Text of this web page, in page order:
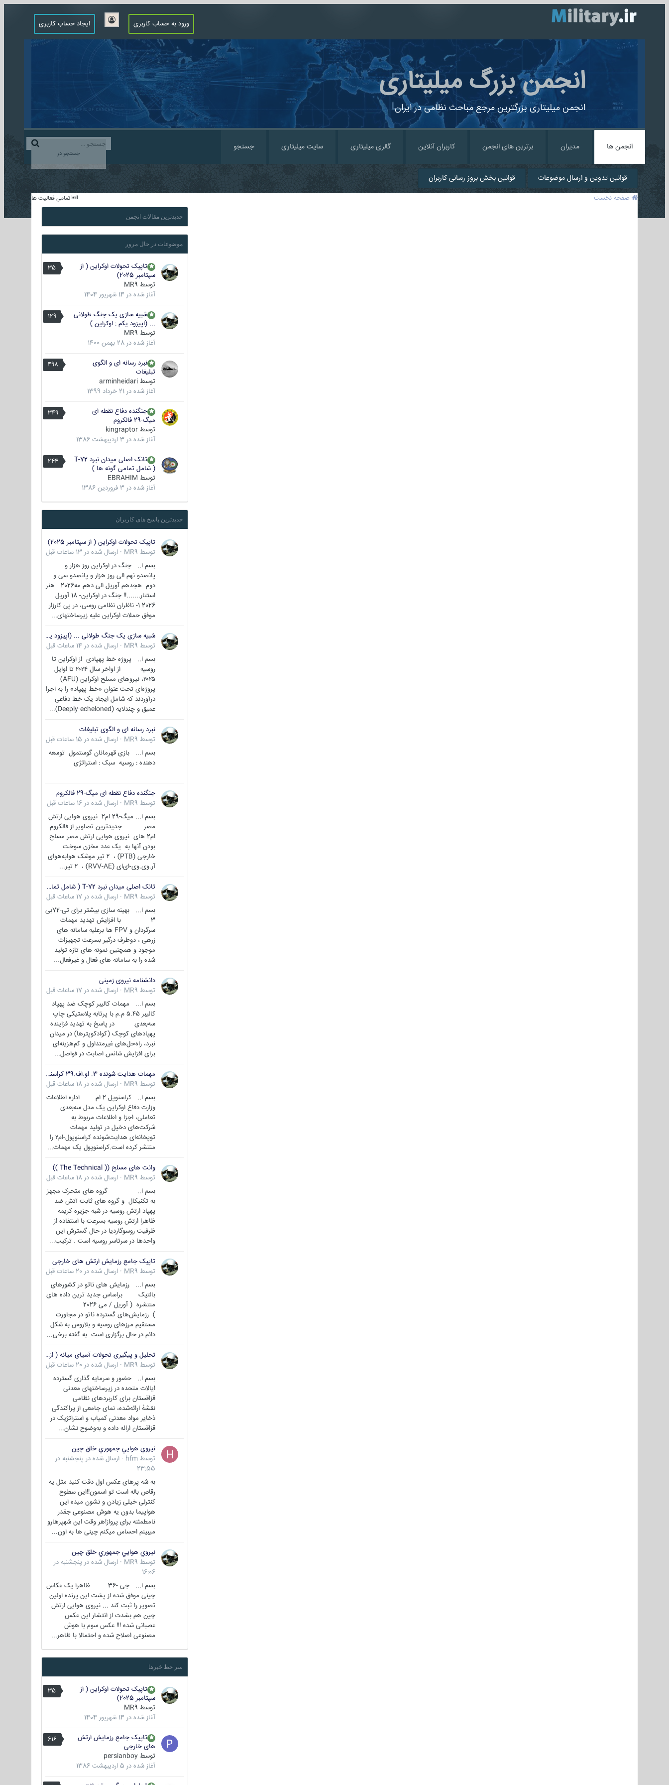
ورود به حساب کاربری ایجاد حساب کاربری
انجمن بزرگ میلیتاری
انجمن میلیتاری بزرگترین مرجع مباحث نظامی در ایران
جستجو در
انجمن ها مدیران برترین های انجمن کاربران آنلاین گالری میلیتاری سایت میلیتاری جستجو
قوانین تدوین و ارسال موضوعات قوانین بخش بروز رسانی کاربران
تمامی فعالیت ها صفحه نخست
جدیدترین مقالات انجمن
موضوعات در حال مرور
35
تاپیک تحولات اوکراین ( از
سپتامبر 2025)
توسط MR9
آغاز شده در 14 شهریور 1404
129
شبیه سازی یک جنگ طولانی
... (اپیزود یکم : اوکراین )
توسط MR9
آغاز شده در 28 بهمن 1400
498
نبرد رسانه ای و الگوی
تبلیغات
توسط arminheidari
آغاز شده در 21 خرداد 1399
349
جنگنده دفاع نقطه ای
میگ-29 فالکروم
توسط kingraptor
آغاز شده در 3 اردیبهشت 1386
244
تانک اصلی میدان نبرد T-72
( شامل تمامی گونه ها )
توسط EBRAHIM
آغاز شده در 3 فروردین 1386
جدیدترین پاسخ های کاربران
تاپیک تحولات اوکراین ( از سپتامبر 2025)
توسط MR9
· ارسال شده در 13 ساعات قبل
بسم ا.. جنگ در اوکراین روز هزار و
پانصدو نهم الی روز هزار و پانصدو سی و
دوم هجدهم آوریل الی دهم مه2026 هنر
استتار.......!! جنگ در اوکراین- 18 آوریل
2026 1- ناظران نظامی روسی، در پی کارزار
موفق حملات اوکراین علیه زیرساختهای...
شبیه سازی یک جنگ طولانی ... (اپیزود یکم : اوکراین )
توسط MR9
· ارسال شده در 14 ساعات قبل
بسم ا.. پروژه خط پهپادی از اوکراین تا
روسیه از اواخر سال ۲۰۲۴ تا اوایل
۲۰۲۵، نیروهای مسلح اوکراین (AFU)
پروژه‌ای تحت عنوان «خط پهپاد» را به اجرا
درآوردند که شامل ایجاد یک خط دفاعی
عمیق و چندلایه (Deeply-echeloned)...
نبرد رسانه ای و الگوی تبلیغات
توسط MR9
· ارسال شده در 15 ساعات قبل
بسم ا... بازی قهرمانان گوستمول توسعه
دهنده : روسیه سبک : استراتژی
جنگنده دفاع نقطه ای میگ-29 فالکروم
توسط MR9
· ارسال شده در 16 ساعات قبل
بسم ا... میگ-29 ام2 نیروی هوایی ارتش
مصر جدیدترین تصاویر از فالکروم
ام2 های نیروی هوایی ارتش مصر مسلح
بودن آنها به یک عدد مخزن سوخت
خارجی (PTB) ، ۲ تیر موشک هوابه‌هوای
آر.وی.وی-ای‌ای (RVV-AE) ، ۲ تیر...
تانک اصلی میدان نبرد T-72 ( شامل تمامی گونه ها )
توسط MR9
· ارسال شده در 17 ساعات قبل
بسم ا... بهینه سازی بیشتر برای تی-72بی
3 با افزایش تهدید مهمات
سرگردان و FPV ها برعلیه سامانه های
زرهی ، دوطرف درگیر بسرعت تجهیزات
موجود و همچنین نمونه های تازه تولید
شده را به سامانه های فعال و غیرفعال...
دانشنامه نیروی زمینی
توسط MR9
· ارسال شده در 17 ساعات قبل
بسم ا... مهمات کالیبر کوچک ضد پهپاد
کالیبر ۵.۴۵ م.م با پرتابه پلاستیکی چاپ
سه‌بعدی در پاسخ به تهدید فزاینده
پهپادهای کوچک (کوادکوپترها) در میدان
نبرد، راه‌حل‌های غیرمتداول و کم‌هزینه‌ای
برای افزایش شانس اصابت در فواصل...
مهمات هدایت شونده 3. او.اف.39 کراسنوپل/بصیر( Krasnopol 3OF39 )
توسط MR9
· ارسال شده در 18 ساعات قبل
بسم ا.. کراسنوپل 2 ام اداره اطلاعات
وزارت دفاع اوکراین یک مدل سه‌بعدی
تعاملی، اجزا و اطلاعات مربوط به
شرکت‌های دخیل در تولید مهمات
توپخانه‌ای هدایت‌شونده کراسنوپول-ام۲ را
منتشر کرده است.کراسنوپول یک مهمات...
وانت های مسلح (( The Technical ))
توسط MR9
· ارسال شده در 18 ساعات قبل
بسم ا.. گروه های متحرک مجهز
به تکنیکال و گروه های ثابت آتش ضد
پهپاد ارتش روسیه در شبه جزیره کریمه
ظاهرا ارتش روسیه بسرعت با استفاده از
ظرفیت روسوگاردیا در حال گسترش این
واحدها در سرتاسر روسیه است . ترکیب...
تاپیک جامع رزمایش ارتش های خارجی
توسط MR9
· ارسال شده در 20 ساعات قبل
بسم ا... رزمایش های ناتو در کشورهای
بالتیک براساس جدید ترین داده های
منتشره ( آوریل / می 2026
) رزمایش‌های گسترده ناتو در مجاورت
مستقیم مرزهای روسیه و بلاروس به شکل
دائم در حال برگزاری است به گفته برخی...
تحلیل و پیگیری تحولات آسیای میانه ( ازبکستان، تاجیکستان، ترکمنستان، قزاقستان و قرقیزستان )
توسط MR9
· ارسال شده در 20 ساعات قبل
بسم ا.. حضور و سرمایه گذاری گسترده
ایالات متحده در زیرساختهای معدنی
قزاقستان برای کاربردهای نظامی
نقشهٔ ارائه‌شده، نمای جامعی از پراکندگی
ذخایر مواد معدنی کمیاب و استراتژیک در
قزاقستان ارائه داده و به‌وضوح نشان...
نيروي هوايي جمهوري خلق چين
توسط hfm
· ارسال شده در پنجشنبه در
23:55
به شه پرهای عکس اول دقت کنید مثل یه
رقاص باله است تو اسمون!!این سطوح
کنترلی خیلی زیادن و نشون میده این
هواپیما بدون یه هوش مصنوعی جقدر
نامطمئنه برای پرواز!هر وقت این شهپرهارو
میبینم احساس میکنم چینی ها به اون...
نيروي هوايي جمهوري خلق چين
توسط MR9
· ارسال شده در پنجشنبه در
16:06
بسم ا... جی -36 ظاهرا یک عکاس
چینی موفق شده از پشت این پرنده اولین
تصویر را ثبت کند ... نیروی هوایی ارتش
چین هم بشدت از انتشار این عکس
عصبانی شده !!! عکس سوم با هوش
مصنوعی اصلاح شده و احتمالا با ظاهر...
سر خط خبرها
35
تاپیک تحولات اوکراین ( از
سپتامبر 2025)
توسط MR9
آغاز شده در 14 شهریور 1404
616
تاپیک جامع رزمایش ارتش
های خارجی
توسط persianboy
آغاز شده در 5 اردیبهشت 1386